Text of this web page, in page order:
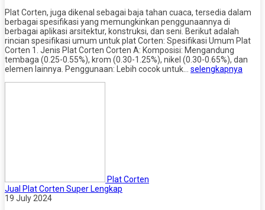
Plat Corten, juga dikenal sebagai baja tahan cuaca, tersedia dalam
berbagai spesifikasi yang memungkinkan penggunaannya di
berbagai aplikasi arsitektur, konstruksi, dan seni. Berikut adalah
rincian spesifikasi umum untuk plat Corten: Spesifikasi Umum Plat
Corten 1. Jenis Plat Corten Corten A: Komposisi: Mengandung
tembaga (0.25-0.55%), krom (0.30-1.25%), nikel (0.30-0.65%), dan
elemen lainnya. Penggunaan: Lebih cocok untuk… selengkapnya
Plat Corten
Jual Plat Corten Super Lengkap
19 July 2024